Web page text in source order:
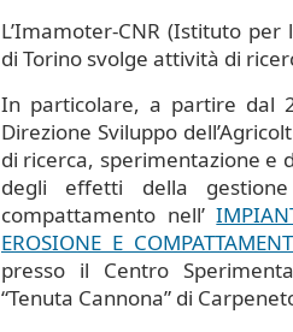
L’Imamoter-CNR (Istituto
di Torino svolge attività di
In particolare, a partire dal
Direzione Sviluppo
di ricerca, sperimentazione e
degli effetti della
compattamento nell’
EROSIONE E
presso il Centro
“Tenuta Cannona” di